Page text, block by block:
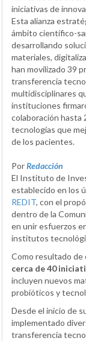
iniciativas de
Esta alianza
ámbito científico-
desarrollando
materiales,
han movilizado 39
transferencia
multidisciplinares
instituciones
colaboración hasta
tecnologías que
de los pacientes.
PorRedacción
El Instituto de
establecido en los
REDIT, con el
dentro de la
en unir esfuerzos
institutos
Como resultado de
cerca de 40
incluyen nuevos
probióticos y
Desde el inicio de
implementado
transferencia